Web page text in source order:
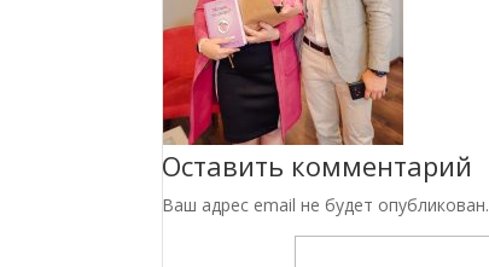
Оставить комментарий
Ваш адрес email не будет опубликован.